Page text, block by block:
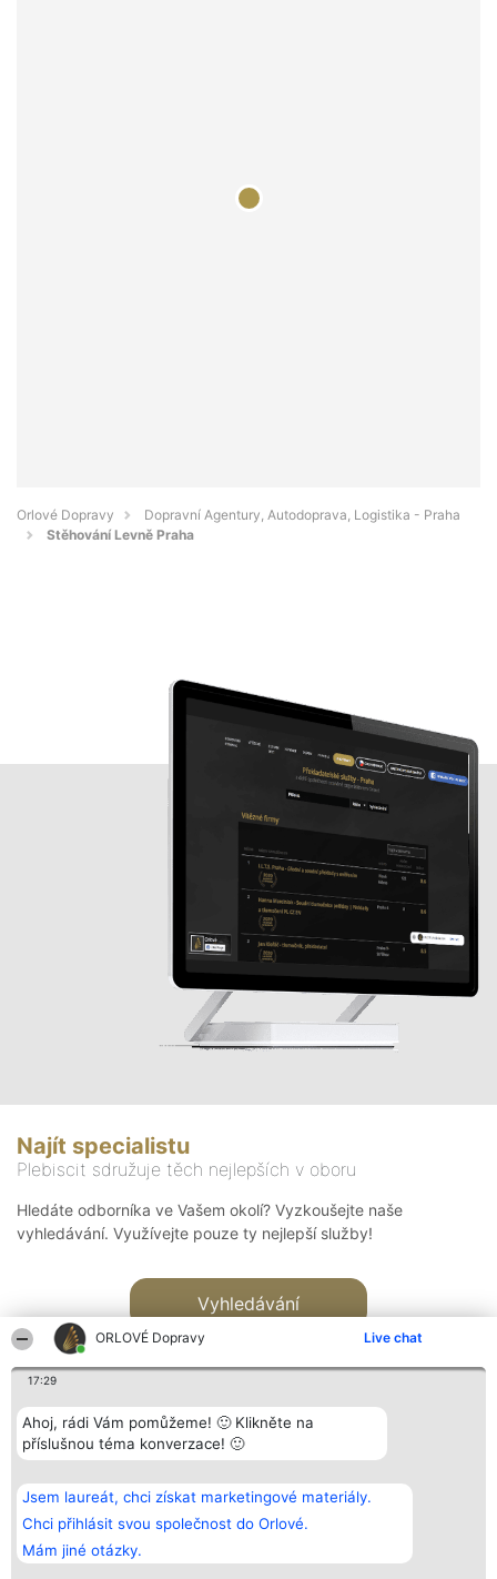
ORLOVÉ Dopravy Live chat
17:29
Ahoj, rádi Vám pomůžeme! 🙂 Klikněte na
příslušnou téma konverzace! 🙂
Jsem laureát, chci získat marketingové materiály.
Chci přihlásit svou společnost do Orlové.
Mám jiné otázky.
Orlové Dopravy
Dopravní Agentury, Autodoprava, Logistika - Praha
Stěhování Levně Praha
Najít specialistu
Plebiscit sdružuje těch nejlepších v oboru
Hledáte odborníka ve Vašem okolí? Vyzkoušejte naše
vyhledávání. Využívejte pouze ty nejlepší služby!
Vyhledávání
Bright Side Solutions sp. z o.
o. sp. k.
ul. Ruska 22
Wrocław 50-079
KRS 0000749100 | Regon
381313360 | NIP 8943132676
Vítězové
Seznam všech
laureátů
Zásady
Zásady
Kontakt